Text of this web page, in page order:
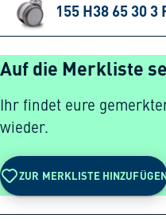
155 H38 65 30 3
Auf die Merkliste
Ihr findet eure
wieder.
ZUR MERKLISTE